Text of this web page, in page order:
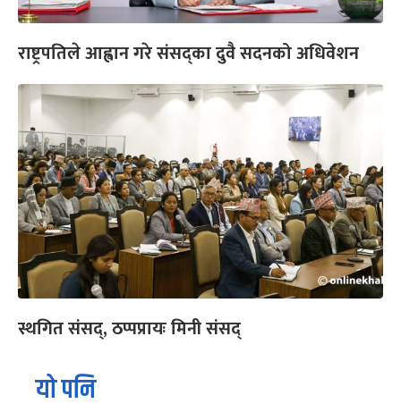
राष्ट्रपतिले आह्वान गरे संसद्का दुवै सदनको अधिवेशन
स्थगित संसद्, ठप्पप्रायः मिनी संसद्
यो पनि